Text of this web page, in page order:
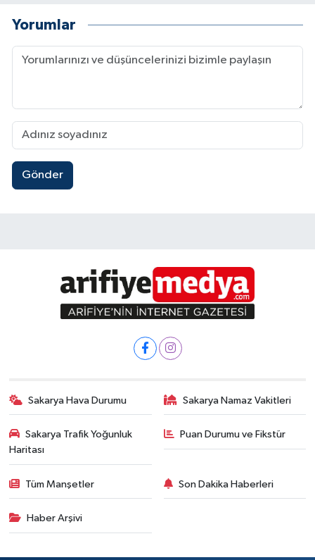
Yorumlar
Gönder
Sakarya Hava Durumu Sakarya Namaz Vakitleri
Sakarya Trafik Yoğunluk
Haritası
Puan Durumu ve Fikstür
Tüm Manşetler Son Dakika Haberleri
Haber Arşivi